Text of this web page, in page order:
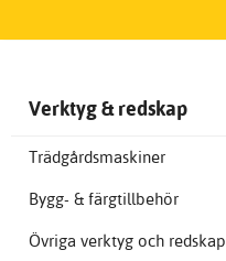
Verktyg & redskap
Trädgårdsmaskiner
Bygg- & färgtillbehör
Övriga verktyg och redskap